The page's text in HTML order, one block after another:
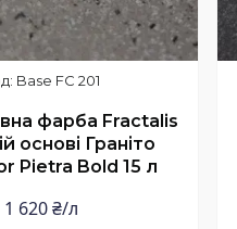
Base FC 201
фарба Fractalis
основі Граніто
Pietra Bold 15 л
1 620 ₴/л